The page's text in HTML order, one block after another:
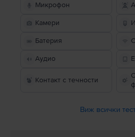
Микрофон
Камери
Батерия
Аудио
Контакт с течности
Виж всички